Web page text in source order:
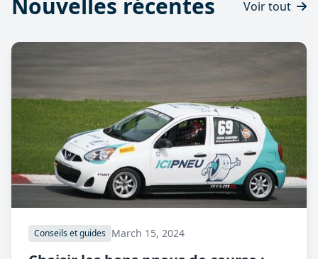
Voir tout
Conseils et guides March 15, 2024